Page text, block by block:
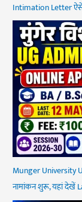
Intimation Letter
Munger University
नामांकन शुरू, यहां देखें